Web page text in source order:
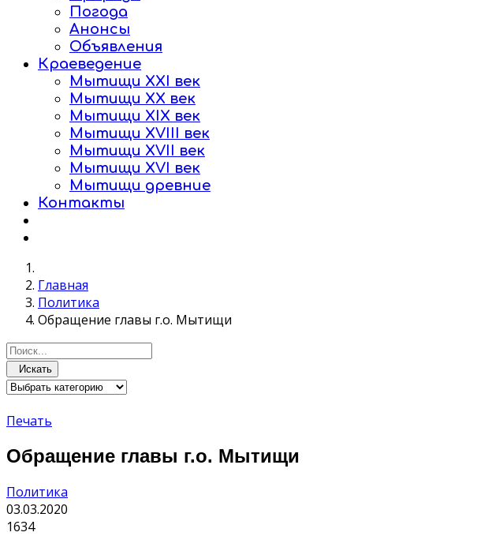
Погода
Анонсы
Объявления
Краеведение
Мытищи XXI век
Мытищи XX век
Мытищи XIX век
Мытищи XVIII век
Мытищи XVII век
Мытищи XVI век
Мытищи древние
Контакты
Главная
Политика
Обращение главы г.о. Мытищи
Искать
Печать
Обращение главы г.о. Мытищи
Политика
03.03.2020
1634